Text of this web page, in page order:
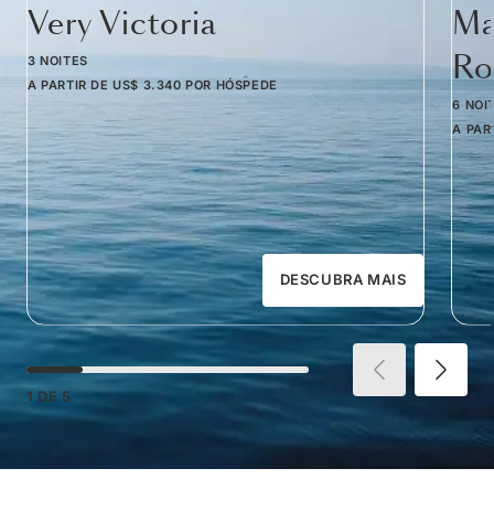
Very Victoria
3 NOITES
A PARTIR DE US$ 3.340 POR HÓSPEDE
DESCUBRA MAIS
6
A
1 DE 5